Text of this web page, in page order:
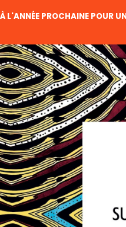
À L'ANNÉE PROCHAINE POUR
LA